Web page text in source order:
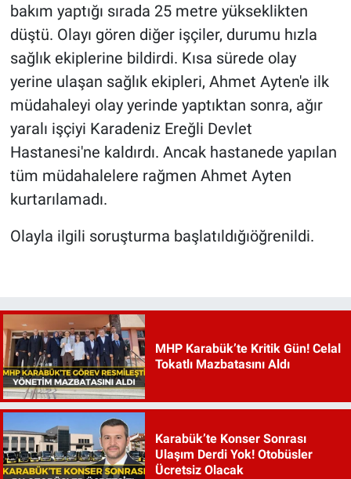
bakım yaptığı sırada 25 metre yükseklikten
düştü. Olayı gören diğer işçiler, durumu hızla
sağlık ekiplerine bildirdi. Kısa sürede olay
yerine ulaşan sağlık ekipleri, Ahmet Ayten'e ilk
müdahaleyi olay yerinde yaptıktan sonra, ağır
yaralı işçiyi Karadeniz Ereğli Devlet
Hastanesi'ne kaldırdı. Ancak hastanede yapılan
tüm müdahalelere rağmen Ahmet Ayten
kurtarılamadı.
Olayla ilgili soruşturma başlatıldığıöğrenildi.
MHP Karabük’te Kritik Gün! Celal
Tokatlı Mazbatasını Aldı
Karabük’te Konser Sonrası
Ulaşım Derdi Yok! Otobüsler
Ücretsiz Olacak